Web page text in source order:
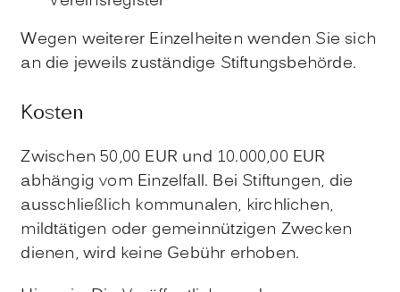
Wegen weiterer Einzelheiten wenden Sie sich
an die jeweils zuständige Stiftungsbehörde.
Kosten
Zwischen 50,00 EUR und 10.000,00 EUR
abhängig vom Einzelfall. Bei Stiftungen, die
ausschließlich kommunalen, kirchlichen,
mildtätigen oder gemeinnützigen Zwecken
dienen, wird keine Gebühr erhoben.